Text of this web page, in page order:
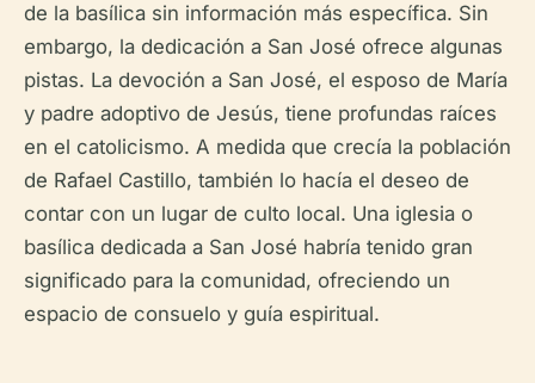
de la basílica sin información más específica. Sin
embargo, la dedicación a San José ofrece algunas
pistas. La devoción a San José, el esposo de María
y padre adoptivo de Jesús, tiene profundas raíces
en el catolicismo. A medida que crecía la población
de Rafael Castillo, también lo hacía el deseo de
contar con un lugar de culto local. Una iglesia o
basílica dedicada a San José habría tenido gran
significado para la comunidad, ofreciendo un
espacio de consuelo y guía espiritual.